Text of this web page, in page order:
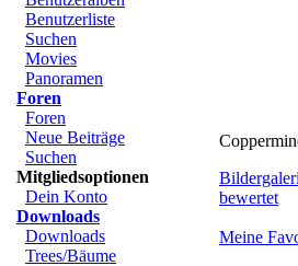
Benutzerliste
Suchen
Movies
Panoramen
Foren
Foren
Neue Beiträge
Suchen
Mitgliedsoptionen
Dein Konto
Downloads
Downloads
Trees/Bäume